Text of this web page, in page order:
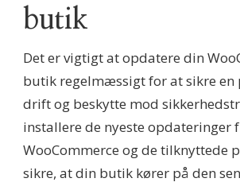
butik
Det er vigtigt at opdatere din
butik regelmæssigt for at sikre
drift og beskytte mod
installere de nyeste opdateringer
WooCommerce og de tilknyttede
sikre, at din butik kører på den